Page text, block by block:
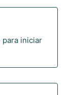
para iniciar